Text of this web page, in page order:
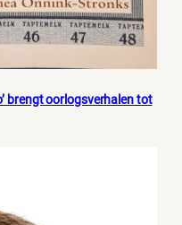
brengt oorlogsverhalen tot